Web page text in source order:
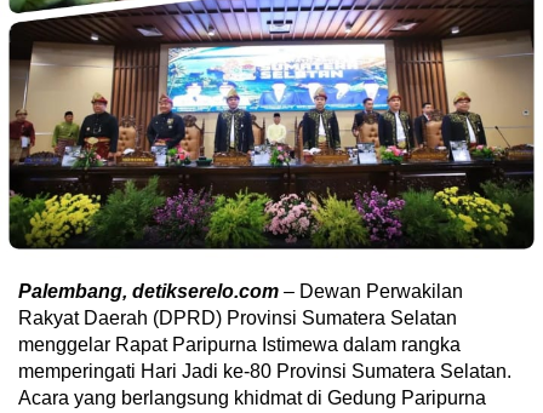
Palembang, detikserelo.com – Dewan Perwakilan
Rakyat Daerah (DPRD) Provinsi Sumatera Selatan
menggelar Rapat Paripurna Istimewa dalam rangka
memperingati Hari Jadi ke-80 Provinsi Sumatera Selatan.
Acara yang berlangsung khidmat di Gedung Paripurna